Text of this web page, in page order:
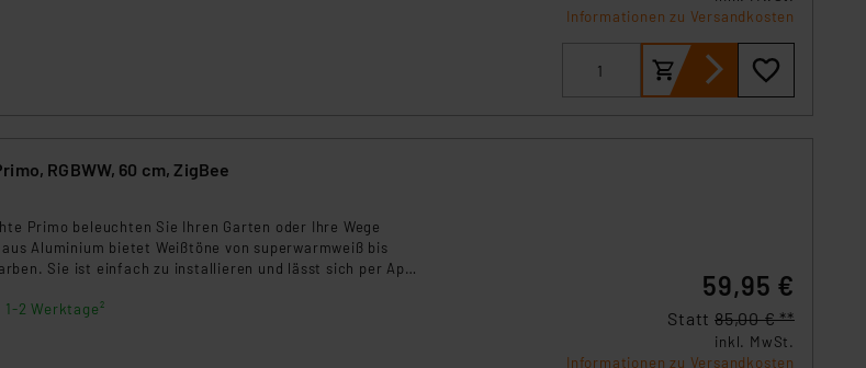
der mit der Datenübermittlung, insbesondere der Art der übermittelten
Informationen zu Versandkosten
tint Smart Home Wegeleuchte Primo, RGBWW, 60 cm, ZigBee
Primo beleuchten Sie Ihren Garten oder Ihre Wege
Aluminium bietet Weißtöne von superwarmweiß bis
Sie ist einfach zu installieren und lässt sich per App,
2 Werktage²
59,95 €
Statt 85,00 € **
inkl. MwSt.
Informationen zu Versandkosten